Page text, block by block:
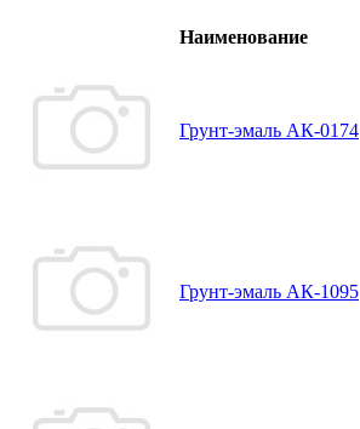
Наименование
Грунт-эмаль АК-0174
Грунт-эмаль АК-1095